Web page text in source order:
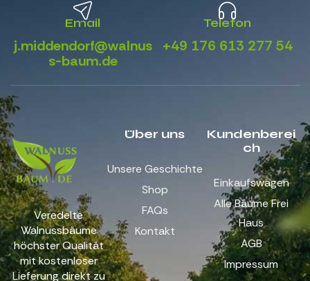
Email
j.middendorf@walnus
s-baum.de
Telefon
+49 176 613 277 54
Über uns
Unsere Geschichte
Shop
FAQs
Kontakt
Kundenberei
ch
Einkaufswagen
Alle Bäume Frei
Haus
AGB
Impressum
Veredelte
Walnussbäume
höchster Qualität
mit kostenloser
Lieferung direkt zu